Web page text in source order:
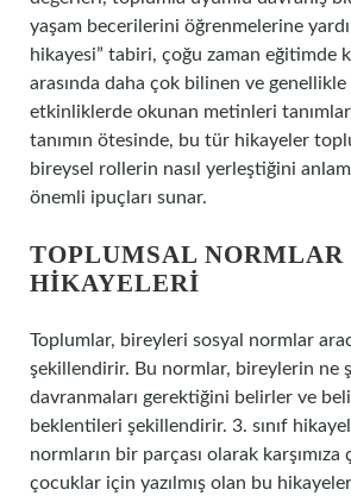
yaşam becerilerini öğrenmelerine
hikayesi” tabiri, çoğu zaman eğitimde
arasında daha çok bilinen ve genellikle
etkinliklerde okunan metinleri
tanımın ötesinde, bu tür hikayeler
bireysel rollerin nasıl yerleştiğini
önemli ipuçları sunar.
TOPLUMSAL NORMLAR
HIKAYELERI
Toplumlar, bireyleri sosyal normlar
şekillendirir. Bu normlar, bireylerin ne
davranmaları gerektiğini belirler ve
beklentileri şekillendirir. 3. sınıf
normların bir parçası olarak karşımıza
çocuklar için yazılmış olan bu